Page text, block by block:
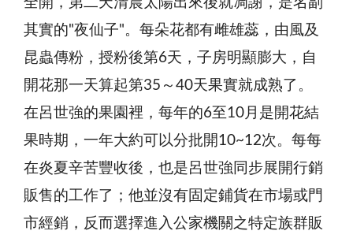
其實的"夜仙子"。每朵花都有雌雄蕊，由風及
昆蟲傳粉，授粉後第6天，子房明顯膨大，自
開花那一天算起第35～40天果實就成熟了。
在呂世強的果園裡，每年的6至10月是開花結
果時期，一年大約可以分批開10~12次。每每
在炎夏辛苦豐收後，也是呂世強同步展開行銷
販售的工作了；他並沒有固定鋪貨在市場或門
市經銷，反而選擇進入公家機關之特定族群販